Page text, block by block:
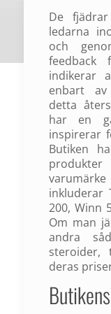
De
ledarna
och
feedback
indikerar
enbart av
detta
har en
inspirerar
Butiken
varumärke
inkluderar
200, Winn
Om man
andra
steroider,
deras